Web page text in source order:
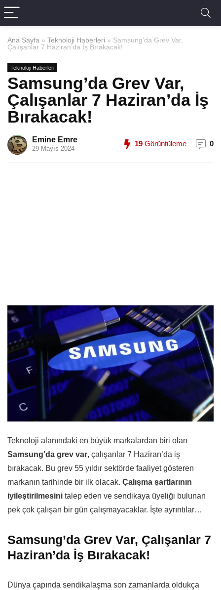
Ana Sayfa » Teknoloji Haberleri » Samsung’da Grev Var,
Çalışanlar 7 Haziran’da İş Bırakacak!
Teknoloji Haberleri
Samsung’da Grev Var,
Çalışanlar 7 Haziran’da İş
Bırakacak!
Emine Emre
29 Mayıs 2024
19 Görüntüleme 0
Teknoloji alanındaki en büyük markalardan biri olan
Samsung’da grev var, çalışanlar 7 Haziran’da iş
bırakacak. Bu grev 55 yıldır sektörde faaliyet gösteren
markanın tarihinde bir ilk olacak. Çalışma şartlarının
iyileştirilmesini talep eden ve sendikaya üyeliği bulunan
pek çok çalışan bir gün çalışmayacaklar. İşte ayrıntılar…
Samsung’da Grev Var, Çalışanlar 7
Haziran’da İş Bırakacak!
Dünya çapında sendikalaşma son zamanlarda oldukça